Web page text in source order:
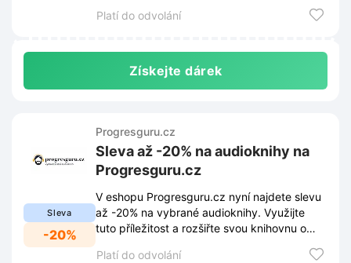
Platí do odvolání
Získejte dárek
Sleva
-20%
Progresguru.cz
Sleva až -20% na audioknihy na
Progresguru.cz
V eshopu Progresguru.cz nyní najdete slevu
až -20% na vybrané audioknihy. Využijte
tuto příležitost a rozšiřte svou knihovnu o
Platí do odvolání